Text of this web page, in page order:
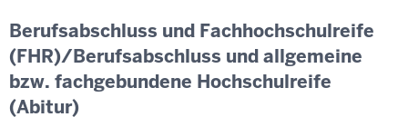
Berufsabschluss und Fachhochschulreife
(FHR)/Berufsabschluss und allgemeine
bzw. fachgebundene Hochschulreife
(Abitur)